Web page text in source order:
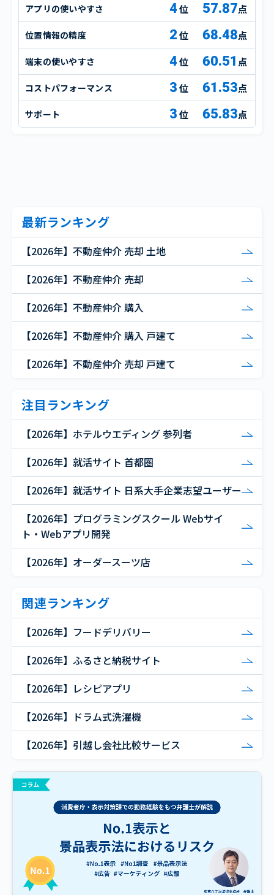
アプリの使いやすさ 4 57.87点
位置情報の精度 2 68.48点
端末の使いやすさ 4 60.51 点
コストパフォーマンス 3 61.53点
サポート 3 65.83点
最新ランキング
【2026年】不動産仲介 売却 土地
【2026年】不動産仲介 売却
【2026年】不動産仲介 購入
【2026年】不動産仲介 購入 戸建て
【2026年】不動産仲介 売却 戸建て
注目ランキング
【2026年】ホテルウエディング 参列者
【2026年】就活サイト 首都圏
【2026年】就活サイト 日系大手企業志望ユーザー
【2026年】プログラミングスクール Webサイ
ト・Webアプリ開発
【2026年】オーダースーツ店
関連ランキング
【2026年】フードデリバリー
【2026年】ふるさと納税サイト
【2026年】レシピアプリ
【2026年】ドラム式洗濯機
【2026年】引越し会社比較サービス